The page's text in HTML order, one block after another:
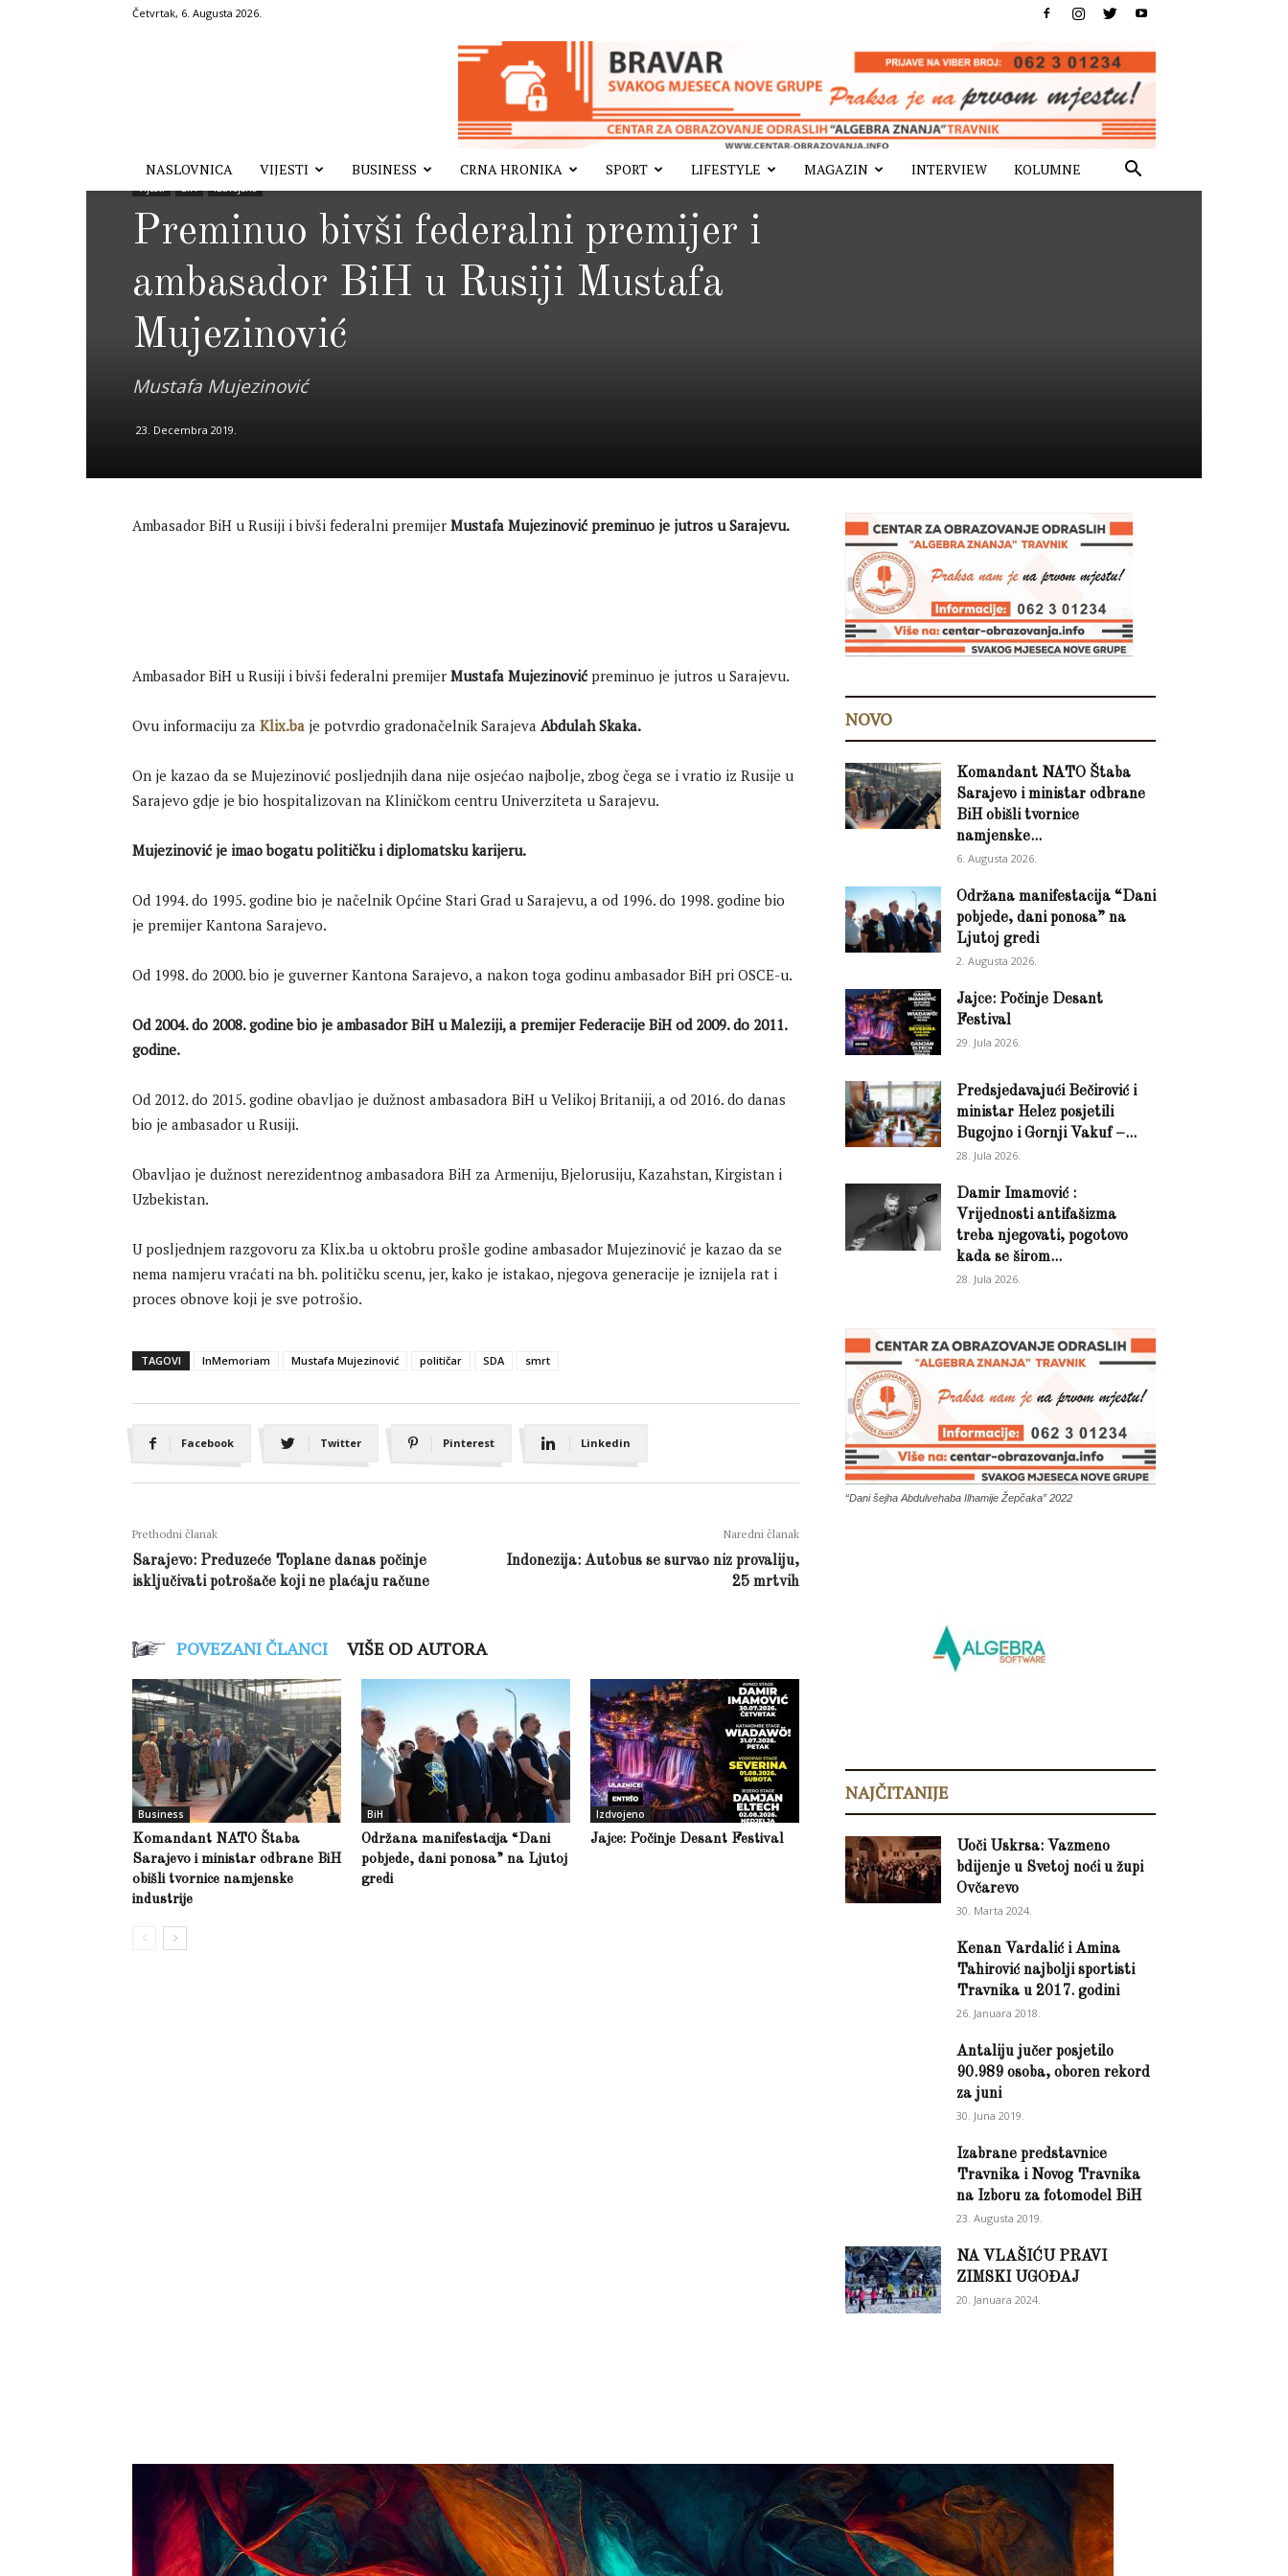
Četvrtak, 6. Augusta 2026.
NASLOVNICA VIJESTI BUSINESS CRNA HRONIKA SPORT LIFESTYLE MAGAZIN INTERVIEW KOLUMNE
Vijesti BiH Izdvojeno
Preminuo bivši federalni premijer i
ambasador BiH u Rusiji Mustafa
Mujezinović
Mustafa Mujezinović
23. Decembra 2019.
Ambasador BiH u Rusiji i bivši federalni premijer Mustafa Mujezinović preminuo je jutros u Sarajevu.
Ambasador BiH u Rusiji i bivši federalni premijer Mustafa Mujezinović preminuo je jutros u Sarajevu.
Ovu informaciju za Klix.ba je potvrdio gradonačelnik Sarajeva Abdulah Skaka.
On je kazao da se Mujezinović posljednjih dana nije osjećao najbolje, zbog čega se i vratio iz Rusije u
Sarajevo gdje je bio hospitalizovan na Kliničkom centru Univerziteta u Sarajevu.
Mujezinović je imao bogatu političku i diplomatsku karijeru.
Od 1994. do 1995. godine bio je načelnik Općine Stari Grad u Sarajevu, a od 1996. do 1998. godine bio
je premijer Kantona Sarajevo.
Od 1998. do 2000. bio je guverner Kantona Sarajevo, a nakon toga godinu ambasador BiH pri OSCE-u.
Od 2004. do 2008. godine bio je ambasador BiH u Maleziji, a premijer Federacije BiH od 2009. do 2011.
godine.
Od 2012. do 2015. godine obavljao je dužnost ambasadora BiH u Velikoj Britaniji, a od 2016. do danas
bio je ambasador u Rusiji.
Obavljao je dužnost nerezidentnog ambasadora BiH za Armeniju, Bjelorusiju, Kazahstan, Kirgistan i
Uzbekistan.
U posljednjem razgovoru za Klix.ba u oktobru prošle godine ambasador Mujezinović je kazao da se
nema namjeru vraćati na bh. političku scenu, jer, kako je istakao, njegova generacije je iznijela rat i
proces obnove koji je sve potrošio.
TAGOVI InMemoriam Mustafa Mujezinović političar SDA smrt
Facebook Twitter Pinterest Linkedin
Prethodni članak
Sarajevo: Preduzeće Toplane danas počinje
isključivati potrošače koji ne plaćaju račune
Naredni članak
Indonezija: Autobus se survao niz provaliju,
25 mrtvih
POVEZANI ČLANCI VIŠE OD AUTORA
Business
Komandant NATO Štaba
Sarajevo i ministar odbrane BiH
obišli tvornice namjenske
industrije
BiH
Održana manifestacija “Dani
pobjede, dani ponosa” na Ljutoj
gredi
Izdvojeno
Jajce: Počinje Desant Festival
NOVO
Komandant NATO Štaba
Sarajevo i ministar odbrane
BiH obišli tvornice
namjenske...
6. Augusta 2026.
Održana manifestacija “Dani
pobjede, dani ponosa” na
Ljutoj gredi
2. Augusta 2026.
Jajce: Počinje Desant
Festival
29. Jula 2026.
Predsjedavajući Bečirović i
ministar Helez posjetili
Bugojno i Gornji Vakuf –...
28. Jula 2026.
Damir Imamović :
Vrijednosti antifašizma
treba njegovati, pogotovo
kada se širom...
28. Jula 2026.
“Dani šejha Abdulvehaba Ilhamije Žepčaka” 2022
NAJČITANIJE
Uoči Uskrsa: Vazmeno
bdijenje u Svetoj noći u župi
Ovčarevo
30. Marta 2024.
Kenan Vardalić i Amina
Tahirović najbolji sportisti
Travnika u 2017. godini
26. Januara 2018.
Antaliju jučer posjetilo
90.989 osoba, oboren rekord
za juni
30. Juna 2019.
Izabrane predstavnice
Travnika i Novog Travnika
na Izboru za fotomodel BiH
23. Augusta 2019.
NA VLAŠIĆU PRAVI
ZIMSKI UGOĐAJ
20. Januara 2024.